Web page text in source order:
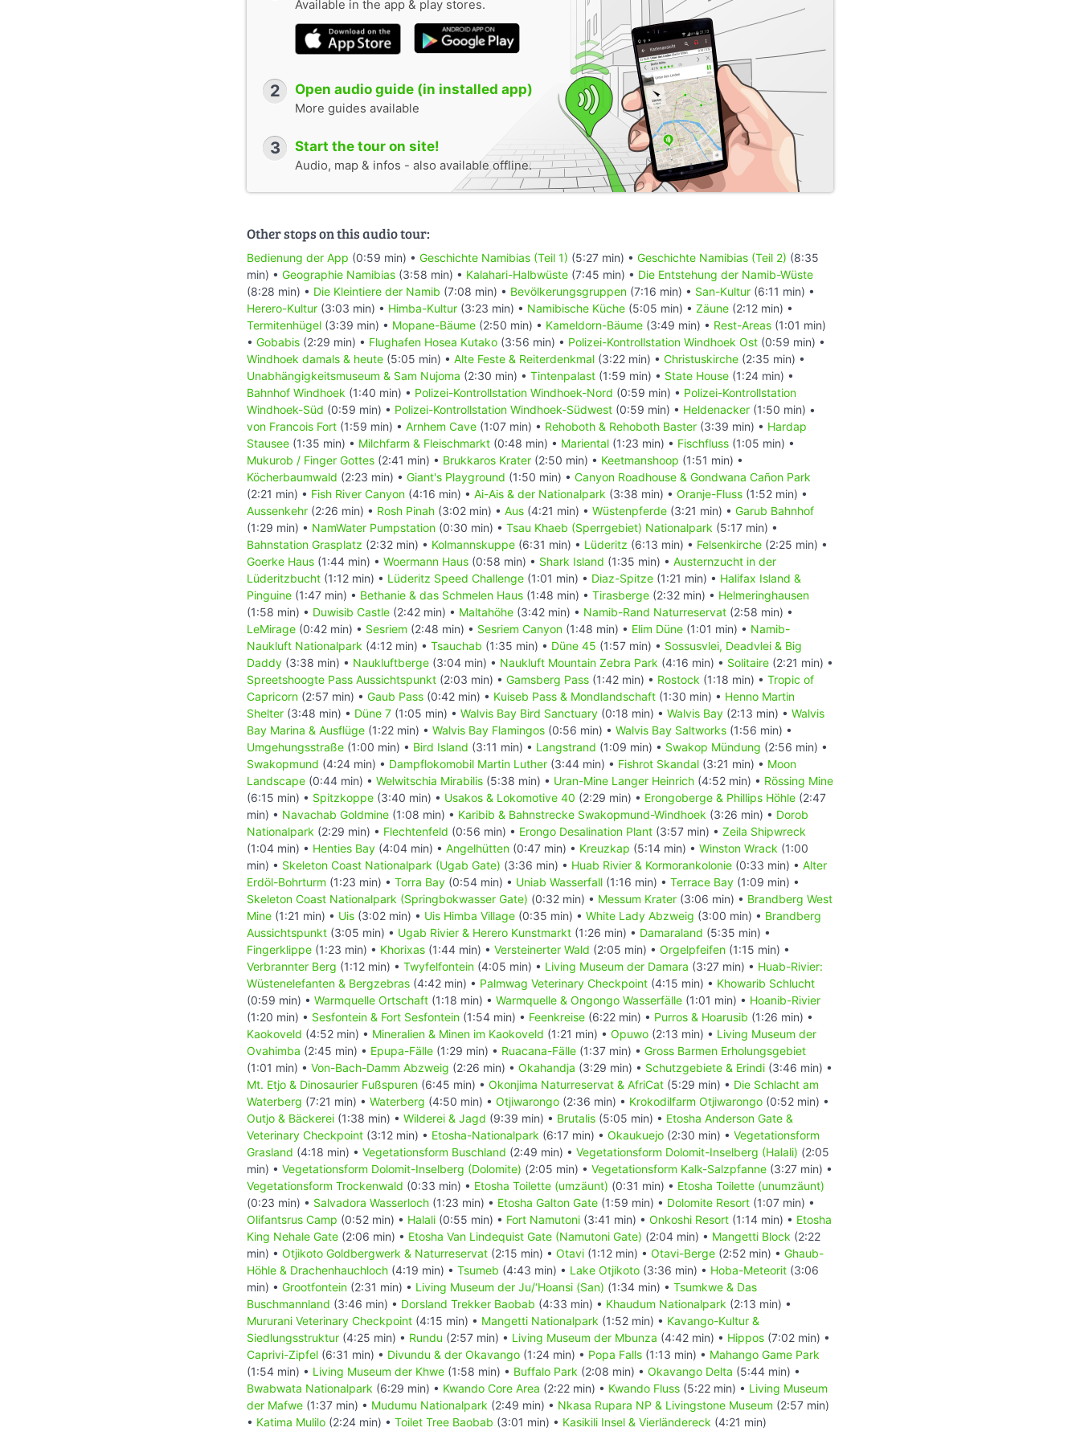
Available in the app & play stores.
2 Open audio guide (in installed app)
More guides available
3 Start the tour on site!
Audio, map & infos - also available offline.
Other stops on this audio tour:
Bedienung der App (0:59 min) • Geschichte Namibias (Teil 1) (5:27 min) • Geschichte Namibias (Teil 2) (8:35
min) • Geographie Namibias (3:58 min) • Kalahari-Halbwüste (7:45 min) • Die Entstehung der Namib-Wüste
(8:28 min) • Die Kleintiere der Namib (7:08 min) • Bevölkerungsgruppen (7:16 min) • San-Kultur (6:11 min) •
Herero-Kultur (3:03 min) • Himba-Kultur (3:23 min) • Namibische Küche (5:05 min) • Zäune (2:12 min) •
Termitenhügel (3:39 min) • Mopane-Bäume (2:50 min) • Kameldorn-Bäume (3:49 min) • Rest-Areas (1:01 min)
• Gobabis (2:29 min) • Flughafen Hosea Kutako (3:56 min) • Polizei-Kontrollstation Windhoek Ost (0:59 min) •
Windhoek damals & heute (5:05 min) • Alte Feste & Reiterdenkmal (3:22 min) • Christuskirche (2:35 min) •
Unabhängigkeitsmuseum & Sam Nujoma (2:30 min) • Tintenpalast (1:59 min) • State House (1:24 min) •
Bahnhof Windhoek (1:40 min) • Polizei-Kontrollstation Windhoek-Nord (0:59 min) • Polizei-Kontrollstation
Windhoek-Süd (0:59 min) • Polizei-Kontrollstation Windhoek-Südwest (0:59 min) • Heldenacker (1:50 min) •
von Francois Fort (1:59 min) • Arnhem Cave (1:07 min) • Rehoboth & Rehoboth Baster (3:39 min) • Hardap
Stausee (1:35 min) • Milchfarm & Fleischmarkt (0:48 min) • Mariental (1:23 min) • Fischfluss (1:05 min) •
Mukurob / Finger Gottes (2:41 min) • Brukkaros Krater (2:50 min) • Keetmanshoop (1:51 min) •
Köcherbaumwald (2:23 min) • Giant's Playground (1:50 min) • Canyon Roadhouse & Gondwana Cañon Park
(2:21 min) • Fish River Canyon (4:16 min) • Ai-Ais & der Nationalpark (3:38 min) • Oranje-Fluss (1:52 min) •
Aussenkehr (2:26 min) • Rosh Pinah (3:02 min) • Aus (4:21 min) • Wüstenpferde (3:21 min) • Garub Bahnhof
(1:29 min) • NamWater Pumpstation (0:30 min) • Tsau Khaeb (Sperrgebiet) Nationalpark (5:17 min) •
Bahnstation Grasplatz (2:32 min) • Kolmannskuppe (6:31 min) • Lüderitz (6:13 min) • Felsenkirche (2:25 min) •
Goerke Haus (1:44 min) • Woermann Haus (0:58 min) • Shark Island (1:35 min) • Austernzucht in der
Lüderitzbucht (1:12 min) • Lüderitz Speed Challenge (1:01 min) • Diaz-Spitze (1:21 min) • Halifax Island &
Pinguine (1:47 min) • Bethanie & das Schmelen Haus (1:48 min) • Tirasberge (2:32 min) • Helmeringhausen
(1:58 min) • Duwisib Castle (2:42 min) • Maltahöhe (3:42 min) • Namib-Rand Naturreservat (2:58 min) •
LeMirage (0:42 min) • Sesriem (2:48 min) • Sesriem Canyon (1:48 min) • Elim Düne (1:01 min) • Namib-
Naukluft Nationalpark (4:12 min) • Tsauchab (1:35 min) • Düne 45 (1:57 min) • Sossusvlei, Deadvlei & Big
Daddy (3:38 min) • Naukluftberge (3:04 min) • Naukluft Mountain Zebra Park (4:16 min) • Solitaire (2:21 min) •
Spreetshoogte Pass Aussichtspunkt (2:03 min) • Gamsberg Pass (1:42 min) • Rostock (1:18 min) • Tropic of
Capricorn (2:57 min) • Gaub Pass (0:42 min) • Kuiseb Pass & Mondlandschaft (1:30 min) • Henno Martin
Shelter (3:48 min) • Düne 7 (1:05 min) • Walvis Bay Bird Sanctuary (0:18 min) • Walvis Bay (2:13 min) • Walvis
Bay Marina & Ausflüge (1:22 min) • Walvis Bay Flamingos (0:56 min) • Walvis Bay Saltworks (1:56 min) •
Umgehungsstraße (1:00 min) • Bird Island (3:11 min) • Langstrand (1:09 min) • Swakop Mündung (2:56 min) •
Swakopmund (4:24 min) • Dampflokomobil Martin Luther (3:44 min) • Fishrot Skandal (3:21 min) • Moon
Landscape (0:44 min) • Welwitschia Mirabilis (5:38 min) • Uran-Mine Langer Heinrich (4:52 min) • Rössing Mine
(6:15 min) • Spitzkoppe (3:40 min) • Usakos & Lokomotive 40 (2:29 min) • Erongoberge & Phillips Höhle (2:47
min) • Navachab Goldmine (1:08 min) • Karibib & Bahnstrecke Swakopmund-Windhoek (3:26 min) • Dorob
Nationalpark (2:29 min) • Flechtenfeld (0:56 min) • Erongo Desalination Plant (3:57 min) • Zeila Shipwreck
(1:04 min) • Henties Bay (4:04 min) • Angelhütten (0:47 min) • Kreuzkap (5:14 min) • Winston Wrack (1:00
min) • Skeleton Coast Nationalpark (Ugab Gate) (3:36 min) • Huab Rivier & Kormorankolonie (0:33 min) • Alter
Erdöl-Bohrturm (1:23 min) • Torra Bay (0:54 min) • Uniab Wasserfall (1:16 min) • Terrace Bay (1:09 min) •
Skeleton Coast Nationalpark (Springbokwasser Gate) (0:32 min) • Messum Krater (3:06 min) • Brandberg West
Mine (1:21 min) • Uis (3:02 min) • Uis Himba Village (0:35 min) • White Lady Abzweig (3:00 min) • Brandberg
Aussichtspunkt (3:05 min) • Ugab Rivier & Herero Kunstmarkt (1:26 min) • Damaraland (5:35 min) •
Fingerklippe (1:23 min) • Khorixas (1:44 min) • Versteinerter Wald (2:05 min) • Orgelpfeifen (1:15 min) •
Verbrannter Berg (1:12 min) • Twyfelfontein (4:05 min) • Living Museum der Damara (3:27 min) • Huab-Rivier:
Wüstenelefanten & Bergzebras (4:42 min) • Palmwag Veterinary Checkpoint (4:15 min) • Khowarib Schlucht
(0:59 min) • Warmquelle Ortschaft (1:18 min) • Warmquelle & Ongongo Wasserfälle (1:01 min) • Hoanib-Rivier
(1:20 min) • Sesfontein & Fort Sesfontein (1:54 min) • Feenkreise (6:22 min) • Purros & Hoarusib (1:26 min) •
Kaokoveld (4:52 min) • Mineralien & Minen im Kaokoveld (1:21 min) • Opuwo (2:13 min) • Living Museum der
Ovahimba (2:45 min) • Epupa-Fälle (1:29 min) • Ruacana-Fälle (1:37 min) • Gross Barmen Erholungsgebiet
(1:01 min) • Von-Bach-Damm Abzweig (2:26 min) • Okahandja (3:29 min) • Schutzgebiete & Erindi (3:46 min) •
Mt. Etjo & Dinosaurier Fußspuren (6:45 min) • Okonjima Naturreservat & AfriCat (5:29 min) • Die Schlacht am
Waterberg (7:21 min) • Waterberg (4:50 min) • Otjiwarongo (2:36 min) • Krokodilfarm Otjiwarongo (0:52 min) •
Outjo & Bäckerei (1:38 min) • Wilderei & Jagd (9:39 min) • Brutalis (5:05 min) • Etosha Anderson Gate &
Veterinary Checkpoint (3:12 min) • Etosha-Nationalpark (6:17 min) • Okaukuejo (2:30 min) • Vegetationsform
Grasland (4:18 min) • Vegetationsform Buschland (2:49 min) • Vegetationsform Dolomit-Inselberg (Halali) (2:05
min) • Vegetationsform Dolomit-Inselberg (Dolomite) (2:05 min) • Vegetationsform Kalk-Salzpfanne (3:27 min) •
Vegetationsform Trockenwald (0:33 min) • Etosha Toilette (umzäunt) (0:31 min) • Etosha Toilette (unumzäunt)
(0:23 min) • Salvadora Wasserloch (1:23 min) • Etosha Galton Gate (1:59 min) • Dolomite Resort (1:07 min) •
Olifantsrus Camp (0:52 min) • Halali (0:55 min) • Fort Namutoni (3:41 min) • Onkoshi Resort (1:14 min) • Etosha
King Nehale Gate (2:06 min) • Etosha Van Lindequist Gate (Namutoni Gate) (2:04 min) • Mangetti Block (2:22
min) • Otjikoto Goldbergwerk & Naturreservat (2:15 min) • Otavi (1:12 min) • Otavi-Berge (2:52 min) • Ghaub-
Höhle & Drachenhauchloch (4:19 min) • Tsumeb (4:43 min) • Lake Otjikoto (3:36 min) • Hoba-Meteorit (3:06
min) • Grootfontein (2:31 min) • Living Museum der Ju/‘Hoansi (San) (1:34 min) • Tsumkwe & Das
Buschmannland (3:46 min) • Dorsland Trekker Baobab (4:33 min) • Khaudum Nationalpark (2:13 min) •
Mururani Veterinary Checkpoint (4:15 min) • Mangetti Nationalpark (1:52 min) • Kavango-Kultur &
Siedlungsstruktur (4:25 min) • Rundu (2:57 min) • Living Museum der Mbunza (4:42 min) • Hippos (7:02 min) •
Caprivi-Zipfel (6:31 min) • Divundu & der Okavango (1:24 min) • Popa Falls (1:13 min) • Mahango Game Park
(1:54 min) • Living Museum der Khwe (1:58 min) • Buffalo Park (2:08 min) • Okavango Delta (5:44 min) •
Bwabwata Nationalpark (6:29 min) • Kwando Core Area (2:22 min) • Kwando Fluss (5:22 min) • Living Museum
der Mafwe (1:37 min) • Mudumu Nationalpark (2:49 min) • Nkasa Rupara NP & Livingstone Museum (2:57 min)
• Katima Mulilo (2:24 min) • Toilet Tree Baobab (3:01 min) • Kasikili Insel & Vierländereck (4:21 min)